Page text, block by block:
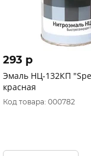
293 p
Эмаль НЦ-132КП
красная
Код товара: 000782